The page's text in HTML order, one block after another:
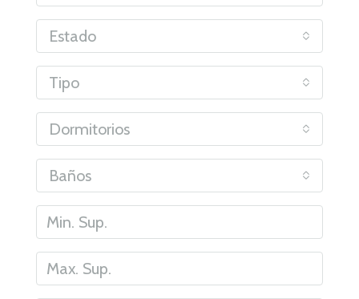
Estado
Tipo
Dormitorios
Baños